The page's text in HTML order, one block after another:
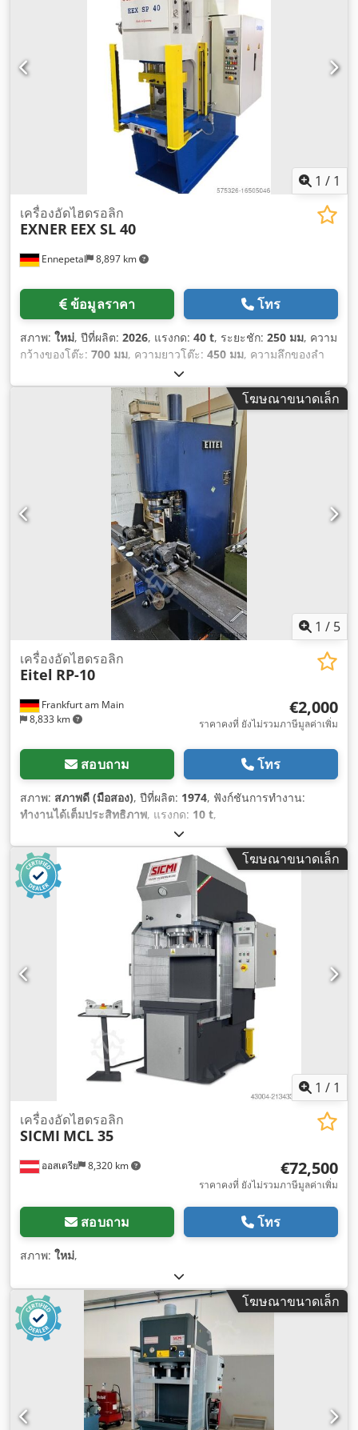
1 / 1
Ennepetal 8,897 km
เครื่องอัดไฮดรอลิก
EXNER EEX SL 40
ข้อมูลราคา โทร
สภาพ: ใหม่, ปีที่ผลิต: 2026, แรงกด: 40 t, ระยะชัก: 250 มม, ความ
กว้างของโต๊ะ: 700 มม, ความยาวโต๊ะ: 450 มม, ความลึกของลำ
, ความสูงในการติดตั้ง:
โฆษณาขนาดเล็ก
1 / 5
Frankfurt am Main
8,833 km
เครื่องอัดไฮดรอลิก
Eitel RP-10
€2,000
ราคาคงที่ ยังไม่รวมภาษีมูลค่าเพิ่ม
สอบถาม โทร
สภาพ: สภาพดี (มือสอง), ปีที่ผลิต: 1974, ฟังก์ชันการทำงาน:
ทำงานได้เต็มประสิทธิภาพ, แรงกด: 10 t,
โฆษณาขนาดเล็ก
1 / 1
ออสเตรีย 8,320 km
เครื่องอัดไฮดรอลิก
SICMI MCL 35
€72,500
ราคาคงที่ ยังไม่รวมภาษีมูลค่าเพิ่ม
สอบถาม โทร
สภาพ: ใหม่,
โฆษณาขนาดเล็ก